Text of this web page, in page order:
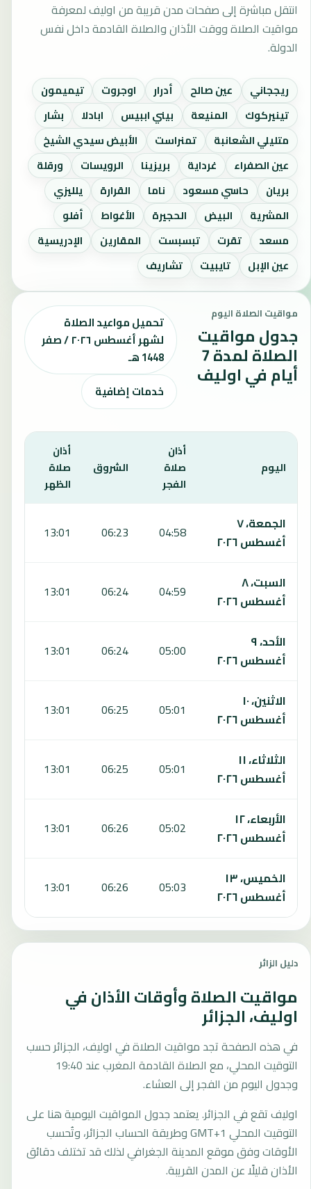
انتقل مباشرة إلى صفحات مدن قريبة من اوليف لمعرفة
مواقيت الصلاة ووقت الأذان والصلاة القادمة داخل نفس
الدولة.
ريججاني عين صالح أدرار اوجروت
تيميمون
تينيركوك
المنيعة بيني اببيس ابادلا
بشار
متليلي الشعانبة
تمنراست
الأبيض سيدي الشيخ
عين الصفراء
غرداية بريزينا الرويسات
ورقلة
بريان
حاسي مسعود ناما القرارة
يلليزي
المشرية
البيض الحجيرة الأغواط
أفلو
مسعد
تقرت تبسبست المقارين
الإدريسية
عين الإبل
تايبيت تشاريف
مواقيت الصلاة اليوم
جدول مواقيت
الصلاة لمدة 7
أيام في اوليف
تحميل مواعيد الصلاة
لشهر أغسطس ٢٠٢٦ / صفر
1448 هـ
خدمات إضافية
اليوم
أذان
صلاة
الفجر
الشروق
أذان
صلاة
الظهر
الجمعة، ٧
أغسطس ٢٠٢٦
04:58
06:23
13:01
السبت، ٨
أغسطس ٢٠٢٦
04:59
06:24
13:01
الأحد، ٩
أغسطس ٢٠٢٦
05:00
06:24
13:01
الاثنين، ١٠
أغسطس ٢٠٢٦
05:01
06:25
13:01
الثلاثاء، ١١
أغسطس ٢٠٢٦
05:01
06:25
13:01
الأربعاء، ١٢
أغسطس ٢٠٢٦
05:02
06:26
13:01
الخميس، ١٣
أغسطس ٢٠٢٦
05:03
06:26
13:01
دليل الزائر
مواقيت الصلاة وأوقات الأذان في
اوليف، الجزائر
في هذه الصفحة تجد مواقيت الصلاة في اوليف، الجزائر حسب
التوقيت المحلي، مع الصلاة القادمة المغرب عند 19:40
وجدول اليوم من الفجر إلى العشاء.
اوليف تقع في الجزائر. يعتمد جدول المواقيت اليومية هنا على
التوقيت المحلي GMT+1 وطريقة الحساب الجزائر، وتُحسب
الأوقات وفق موقع المدينة الجغرافي لذلك قد تختلف دقائق
الأذان قليلًا عن المدن القريبة.